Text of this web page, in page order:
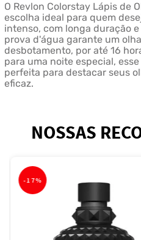
O Revlon Colorstay Lápis de
escolha ideal para quem
intenso, com longa duração
prova d'água garante um
desbotamento, por até 16
para uma noite especial,
perfeita para destacar seus
eficaz.
NOSSAS
-17%